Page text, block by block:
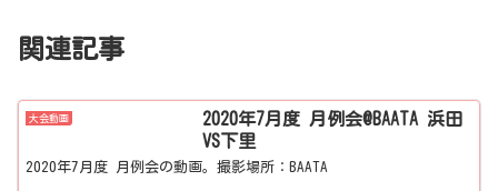
関連記事
大会動画
2020年7月度 月例会@BAATA 浜田
VS下里
2020年7月度 月例会の動画。撮影場所：BAATA